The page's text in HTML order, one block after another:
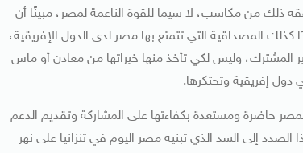
ذلك من مكاسب، لا سيما للقوة الناعمة لمصر، مبينًا أن
كذلك المصداقية التي تتمتع بها مصر لدى الدول الإفريقية،
المشترك، وليس لكي تأخذ منها خيراتها من معادن أو ماس
دول إفريقية وتحتكرها.
فمصر حاضرة ومستعدة بكفاءتها على المشاركة وتقديم الدعم
إلى السد الذي تبنيه مصر اليوم في تنزانيا على نهر